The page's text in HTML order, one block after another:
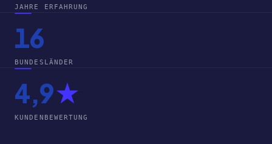
JAHRE ERFAHRUNG
16
BUNDESLÄNDER
4,9★
KUNDENBEWERTUNG